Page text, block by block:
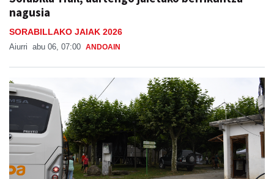
nagusia
SORABILLAKO JAIAK 2026
Aiurri abu 06, 07:00 ANDOAIN